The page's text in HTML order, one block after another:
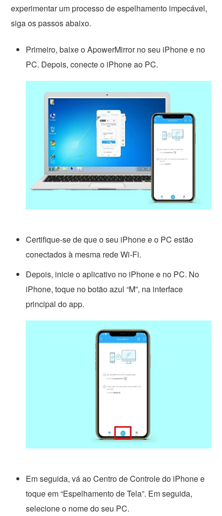
experimentar um processo de espelhamento impecável,
siga os passos abaixo.
Primeiro, baixe o ApowerMirror no seu iPhone e no
PC. Depois, conecte o iPhone ao PC.
Certifique-se de que o seu iPhone e o PC estão
conectados à mesma rede Wi-Fi.
Depois, inicie o aplicativo no iPhone e no PC. No
iPhone, toque no botão azul “M”, na interface
principal do app.
Em seguida, vá ao Centro de Controle do iPhone e
toque em “Espelhamento de Tela”. Em seguida,
selecione o nome do seu PC.